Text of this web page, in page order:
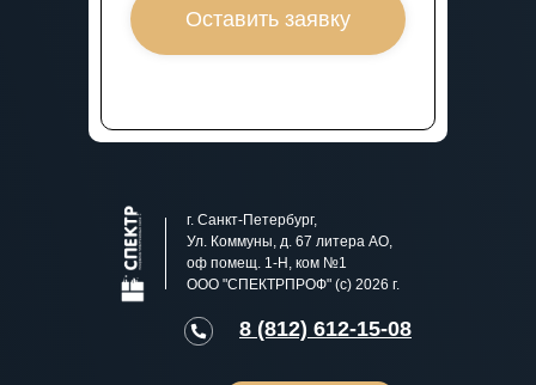
Оставить заявку
г. Санкт-Петербург,
Ул. Коммуны, д. 67 литера АО,
оф помещ. 1-Н, ком №1
ООО "СПЕКТРПРОФ" (с) 2026 г.
8 (812) 612-15-08